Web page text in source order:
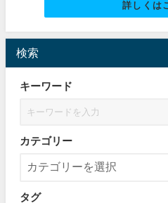
詳しくは
検索
キーワード
カテゴリー
タグ